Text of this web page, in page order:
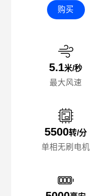
购买
5.1米/秒
最大风速
5500转/分
单相无刷电机